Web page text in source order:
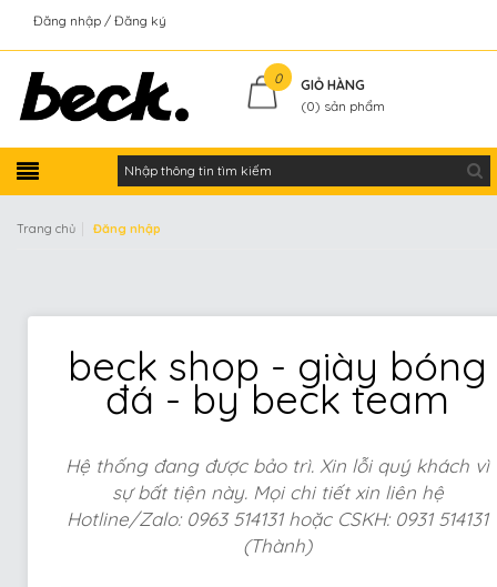
Đăng nhập Đăng ký
0
GIỎ HÀNG
(0) sản phẩm
Trang chủ Đăng nhập
beck shop - giày bóng
đá - by beck team
Hệ thống đang được bảo trì. Xin lỗi quý khách vì
sự bất tiện này. Mọi chi tiết xin liên hệ
Hotline/Zalo: 0963 514131 hoặc CSKH: 0931 514131
(Thành)